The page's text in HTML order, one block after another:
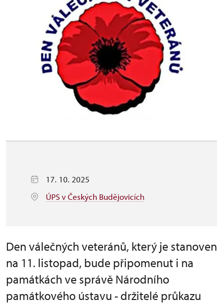
17. 10. 2025
ÚPS v Českých Budějovicích
Den válečných veteránů, který je stanoven
na 11. listopad, bude připomenut i na
památkách ve správě Národního
památkového ústavu - držitelé průkazu